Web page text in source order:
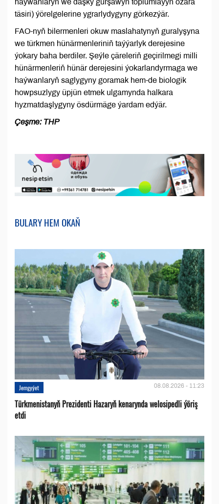
haýwanlaryň we daşky gurşawyň toplumlaýyn özara
täsiri) ýörelgelerine ygrarlydygyny görkezýär.
FAO-nyň bilermenleri okuw maslahatynyň guralyşyna
we türkmen hünärmenleriniň taýýarlyk derejesine
ýokary baha berdiler. Şeýle çäreleriň geçirilmegi milli
hünärmenleriň hünär derejesini ýokarlandyrmaga we
haýwanlaryň saglygyny goramak hem-de biologik
howpsuzlygy üpjün etmek ulgamynda halkara
hyzmatdaşlygyny ösdürmäge ýardam edýär.
Çeşme: THP
BULARY HEM OKAŇ
Jemgyýet 08.08.2026 - 11:23
Türkmenistanyň Prezidenti Hazaryň kenarynda welosipedli ýöriş
etdi